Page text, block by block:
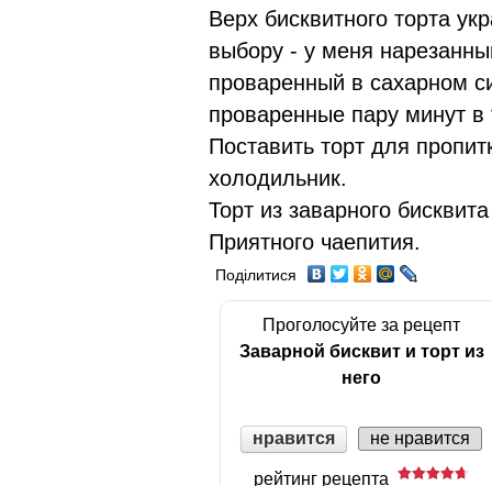
Верх бисквитного торта
выбору - у меня
проваренный в сахарном
проваренные пару минут
Поставить торт для
холодильник.
Торт из заварного
Приятного чаепития.
Поділитися
Проголосуйте за рецепт
Заварной бисквит и торт из
него
нравится не нравится
рейтинг рецепта